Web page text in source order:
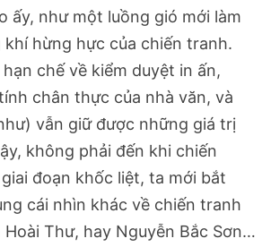
ấy, như một luồng gió mới làm
khí hừng hực của chiến tranh.
chế về kiểm duyệt in ấn,
chân thực của nhà văn, và
vẫn giữ được những giá trị
không phải đến khi chiến
đoạn khốc liệt, ta mới bắt
cái nhìn khác về chiến tranh
Hoài Thư, hay Nguyễn Bắc Sơn…